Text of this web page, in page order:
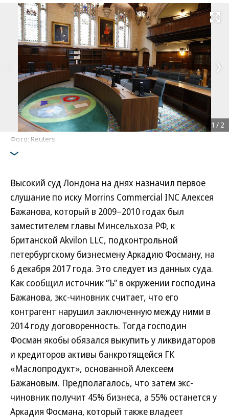
Развернуть
Фото: Reuters
1 / 2
Высокий суд Лондона на днях назначил первое
слушание по иску Morrins Commercial INC Алексея
Бажанова, который в 2009–2010 годах был
заместителем главы Минсельхоза РФ, к
британской Akvilon LLC, подконтрольной
петербургскому бизнесмену Аркадию Фосману, на
6 декабря 2017 года. Это следует из данных суда.
Как сообщил источник “Ъ” в окружении господина
Бажанова, экс-чиновник считает, что его
контрагент нарушил заключенную между ними в
2014 году договоренность. Тогда господин
Фосман якобы обязался выкупить у ликвидаторов
и кредиторов активы банкротящейся ГК
«Маслопродукт», основанной Алексеем
Бажановым. Предполагалось, что затем экс-
чиновник получит 45% бизнеса, а 55% останется у
Аркадия Фосмана, который также владеет